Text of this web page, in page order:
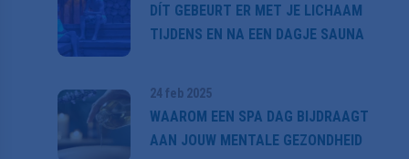
DÍT GEBEURT ER MET JE LICHAAM
TIJDENS EN NA EEN DAGJE SAUNA
24 feb 2025
WAAROM EEN SPA DAG BIJDRAAGT
AAN JOUW MENTALE GEZONDHEID